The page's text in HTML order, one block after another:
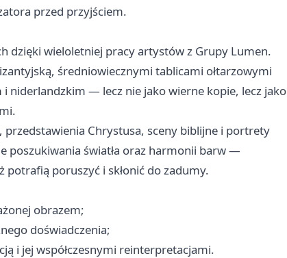
przed przyjściem.
dzięki wieloletniej pracy artystów z Grupy Lumen.
średniowiecznymi tablicami ołtarzowymi
niderlandzkim — lecz nie jako wierne kopie, lecz jako
Chrystusa, sceny biblijne i portrety
poszukiwania światła oraz harmonii barw —
potrafią poruszyć i skłonić do zadumy.
obrazem;
doświadczenia;
i jej współczesnymi reinterpretacjami.